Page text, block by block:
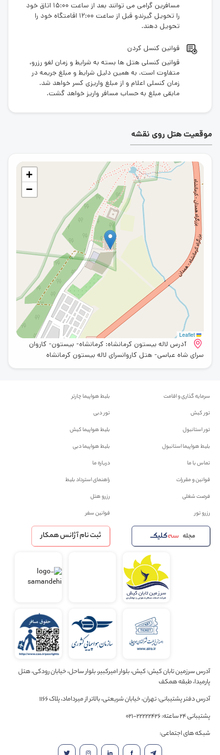
مسافرین گرامی می توانند بعد از ساعت 15:00 اتاق خود
را تحویل گیرندو قبل از ساعت 12:00 اقامتگاه خود را
تحویل دهند.
قوانین کنسل کردن
قوانین کنسلی هتل ها بسته به شرایط و زمان لغو رزرو،
متفاوت است. به همین دلیل شرایط و مبلغ جریمه در
زمان کنسلی اعلام و از مبلغ واریزی کسر خواهد شد.
مابقی مبلغ به حساب مسافر واریز خواهد گشت.
موقعیت هتل روی نقشه
+
−
Leaflet
آدرس لاله بیستون کرمانشاه: کرمانشاه- بیستون- کاروان
سرای شاه عباسی- هتل کاروانسرای لاله بیستون کرمانشاه
سرمایه گذاری و اقامت
بلیط هواپیما چارتر
تور کیش
تور دبی
تور استانبول
بلیط هواپیما کیش
بلیط هواپیما استانبول
بلیط هواپیما دبی
تماس با ما
درباره ما
قوانین و مقررات
راهنمای استرداد بلیط
فرصت شغلی
رزرو هتل
رزرو تور
قوانین سفر
مجله ثبت نام آژانس همکار
آدرس سرزمین تابان کیش: کیش، بلوار امیرکبیر، بلوار ساحل، خیابان رودکی، هتل
پارمیدا، طبقه همکف
آدرس دفتر پشتیبانی: تهران، خیابان شریعتی، بالاتر از میرداماد، پلاک 1166
پشتیبانی 24 ساعته: 22222426-021
شبکه های اجتماعی: